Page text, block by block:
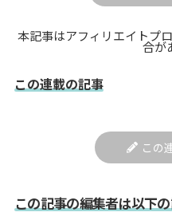
本記事はアフィリエイトプ
合が
この連載の記事
この
この記事の編集者は以下